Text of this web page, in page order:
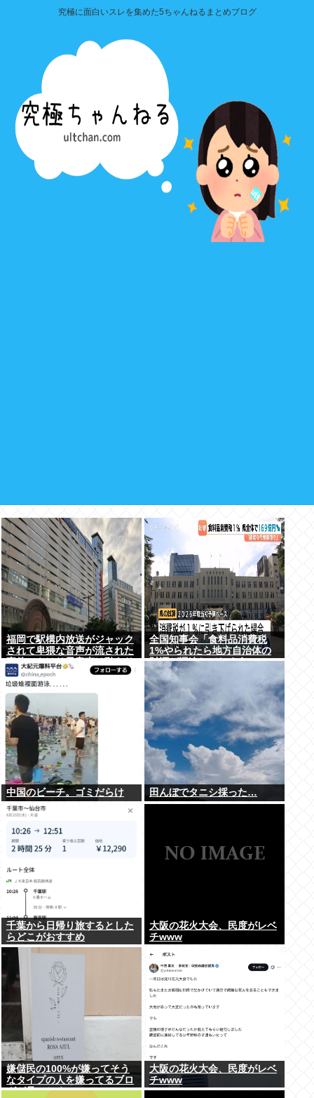
究極に面白いスレを集めた5ちゃんねるまとめブログ
福岡で駅構内放送がジャック
されて卑猥な音声が流された
事件、やはり元音声は動あり
の動画だった
全国知事会「食料品消費税
1%やられたら地方自治体の
財源が逼迫してしまう 」…こ
の流れ地方税増税するしかな
いよ、もう
中国のビーチ。ゴミだらけ 田んぼでタニシ採った…
千葉から日帰り旅するとした
らどこがおすすめ
大阪の花火大会、民度がレベ
チwww
嫌儲民の100%が嫌ってそう
なタイプの人を嫌ってるブロ
グが見つかる
大阪の花火大会、民度がレベ
チwww